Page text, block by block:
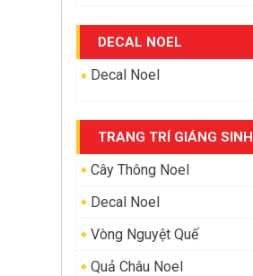
DECAL NOEL
Decal Noel
TRANG TRÍ GIÁNG SINH
Cây Thông Noel
Decal Noel
Vòng Nguyệt Quế
Quả Châu Noel